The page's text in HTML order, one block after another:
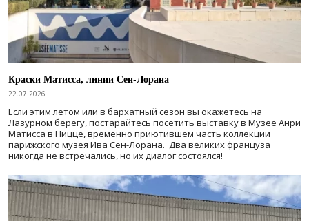
Краски Матисса, линии Сен-Лорана
22.07.2026
Если этим летом или в бархатный сезон вы окажетесь на
Лазурном берегу, постарайтесь посетить выставку в Музее Анри
Матисса в Ницце, временно приютившем часть коллекции
парижского музея Ива Сен-Лорана. Два великих француза
никогда не встречались, но их диалог состоялся!